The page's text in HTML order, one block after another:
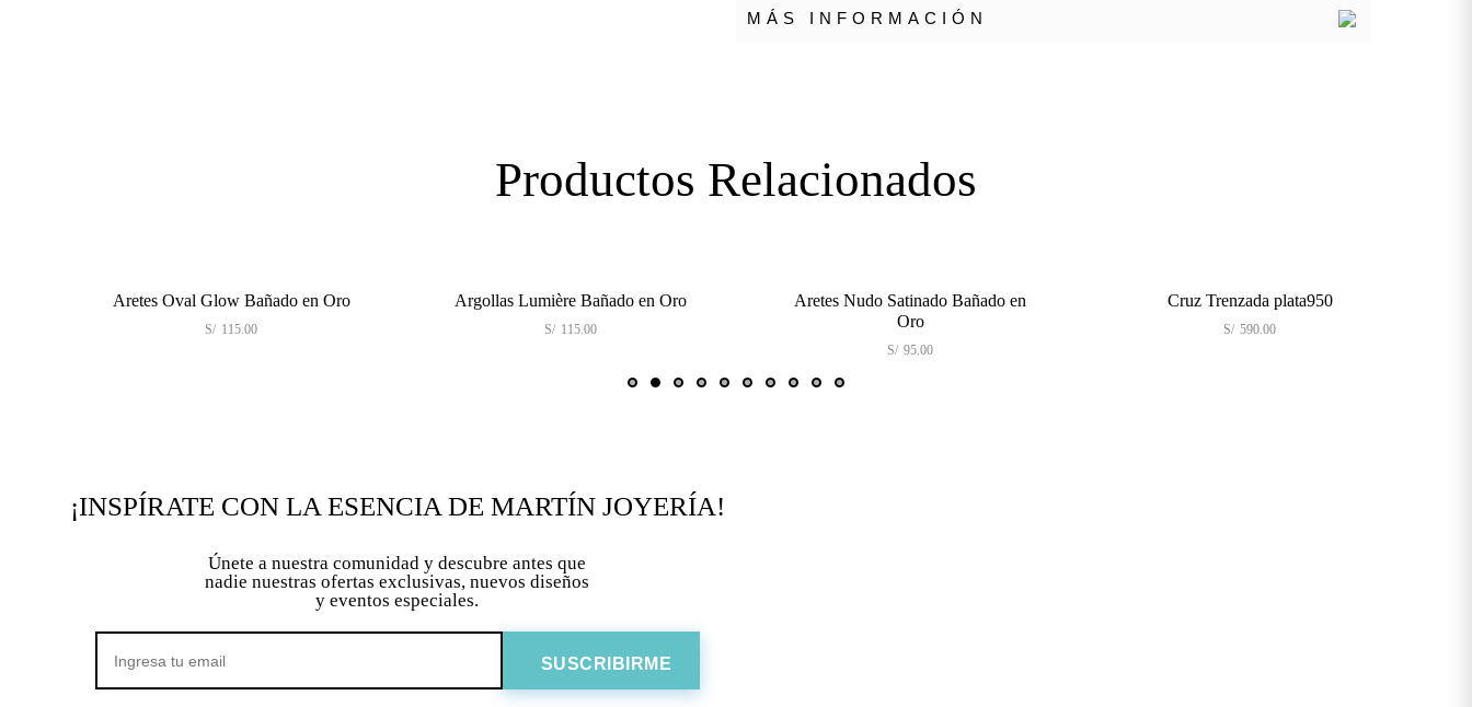
MÁS INFORMACIÓN
Productos Relacionados
Aretes Oval Glow Bañado en Oro
115.00
Argollas Lumière Bañado en Oro
115.00
Aretes Nudo Satinado Bañado en
95.00
Cruz Trenzada plata950
590.00
¡INSPÍRATE CON LA ESENCIA DE MARTÍN JOYERÍA!
Únete a nuestra comunidad y descubre antes que
nadie nuestras ofertas exclusivas, nuevos diseños
y eventos especiales.